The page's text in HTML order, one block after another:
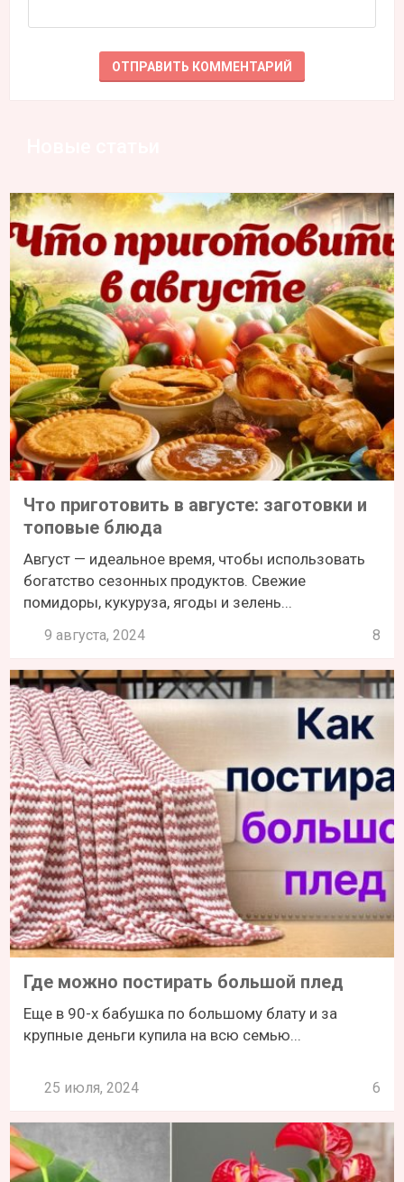
Что приготовить в августе: заготовки и
топовые блюда
Август — идеальное время, чтобы использовать
богатство сезонных продуктов. Свежие
помидоры, кукуруза, ягоды и зелень...
9 августа, 2024 8
Где можно постирать большой плед
Еще в 90-х бабушка по большому блату и за
крупные деньги купила на всю семью...
25 июля, 2024 6